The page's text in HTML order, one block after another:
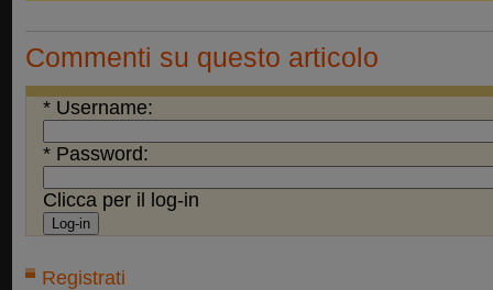
Commenti su questo articolo
* Username:
* Password:
Clicca per il log-in
Registrati